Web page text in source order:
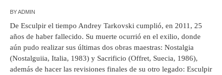
BYADMIN
De Esculpir el tiempo Andrey Tarkovski cumplió, en 2011, 25
años de haber fallecido. Su muerte ocurrió en el exilio, donde
aún pudo realizar sus últimas dos obras maestras: Nostalgia
(Nostalguiia, Italia, 1983) y Sacrificio (Offret, Suecia, 1986),
además de hacer las revisiones finales de su otro legado: Esculpir